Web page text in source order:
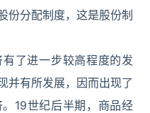
份分配制度，这是股份制
了进一步较高程度的发
并有所发展，因而出现了
19世纪后半期，商品经